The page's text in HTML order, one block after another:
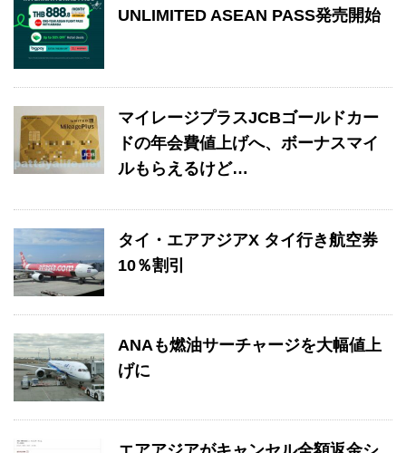
UNLIMITED ASEAN PASS発売開始
マイレージプラスJCBゴールドカー
ドの年会費値上げへ、ボーナスマイ
ルもらえるけど…
タイ・エアアジアX タイ行き航空券
10％割引
ANAも燃油サーチャージを大幅値上
げに